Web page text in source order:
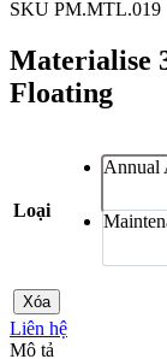
SKU PM.MTL.019
Materialise
Floating
Loại
Annual
Xóa
Liên hệ
Mô tả